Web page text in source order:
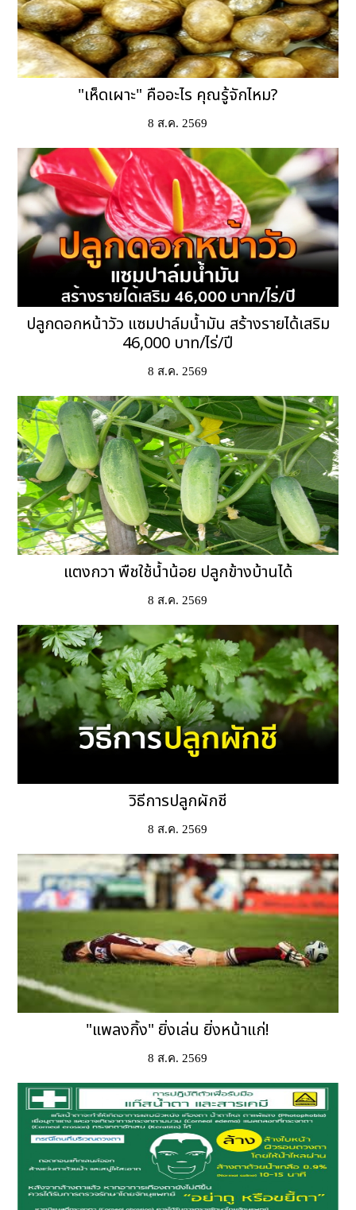
"เห็ดเผาะ" คืออะไร คุณรู้จักไหม?
8 ส.ค. 2569
ปลูกดอกหน้าวัว แซมปาล์มน้ำมัน สร้างรายได้เสริม
46,000 บาท/ไร่/ปี
8 ส.ค. 2569
แตงกวา พืชใช้น้ำน้อย ปลูกข้างบ้านได้
8 ส.ค. 2569
วิธีการปลูกผักชี
8 ส.ค. 2569
"แพลงกิ้ง" ยิ่งเล่น ยิ่งหน้าแก่!
8 ส.ค. 2569